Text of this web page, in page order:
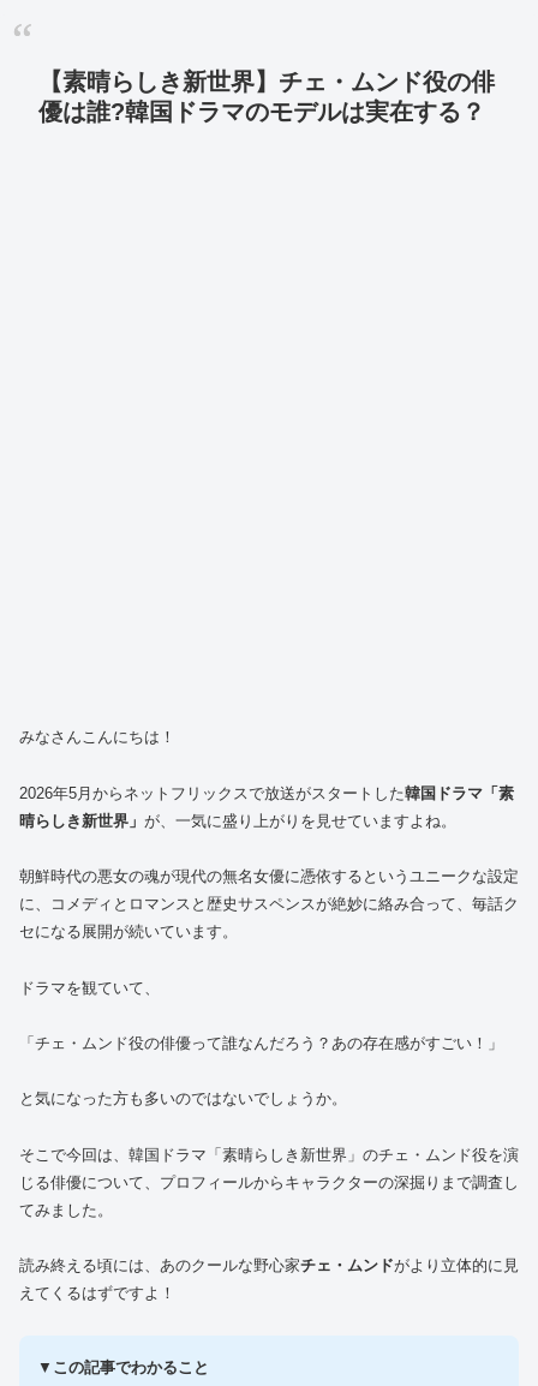
【素晴らしき新世界】チェ・ムンド役の俳
優は誰?韓国ドラマのモデルは実在する？
みなさんこんにちは！
2026年5月からネットフリックスで放送がスタートした韓国ドラマ「素
晴らしき新世界」 が、一気に盛り上がりを見せていますよね。
朝鮮時代の悪女の魂が現代の無名女優に憑依するというユニークな設定
に、コメディとロマンスと歴史サスペンスが絶妙に絡み合って、毎話ク
セになる展開が続いています。
ドラマを観ていて、
「チェ・ムンド役の俳優って誰なんだろう？あの存在感がすごい！」
と気になった方も多いのではないでしょうか。
そこで今回は、韓国ドラマ「素晴らしき新世界」のチェ・ムンド役を演
じる俳優について、プロフィールからキャラクターの深掘りまで調査し
てみました。
読み終える頃には、あのクールな野心家チェ・ムンドがより立体的に見
えてくるはずですよ！
▼ この記事でわかること